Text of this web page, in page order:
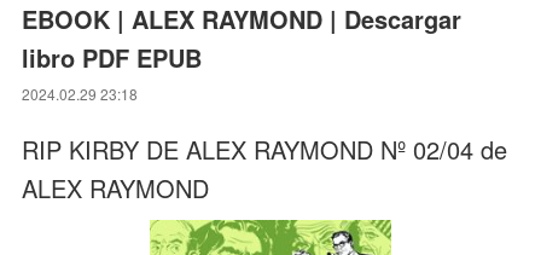
EBOOK | ALEX RAYMOND | Descargar
libro PDF EPUB
2024.02.29 23:18
RIP KIRBY DE ALEX RAYMOND Nº 02/04 de
ALEX RAYMOND